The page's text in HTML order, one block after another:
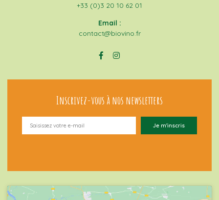
+33 (0)3 20 10 62 01
Email :
contact@biovino.fr
Inscrivez-vous à nos newsletters